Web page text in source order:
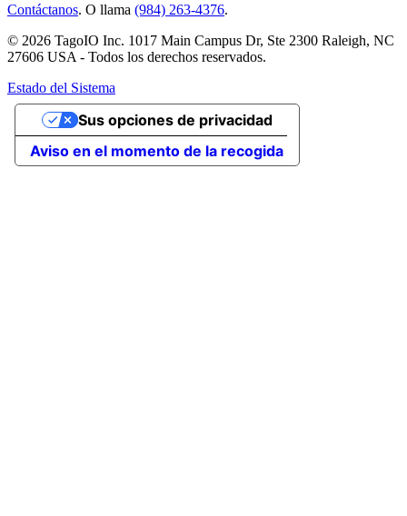
Contáctanos. O llama (984) 263-4376.
© 2026 TagoIO Inc. 1017 Main Campus Dr, Ste 2300 Raleigh, NC
27606 USA - Todos los derechos reservados.
Estado del Sistema
Aviso en el momento de la recogida
Sus opciones de privacidad